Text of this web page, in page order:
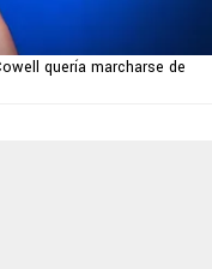
quería marcharse de